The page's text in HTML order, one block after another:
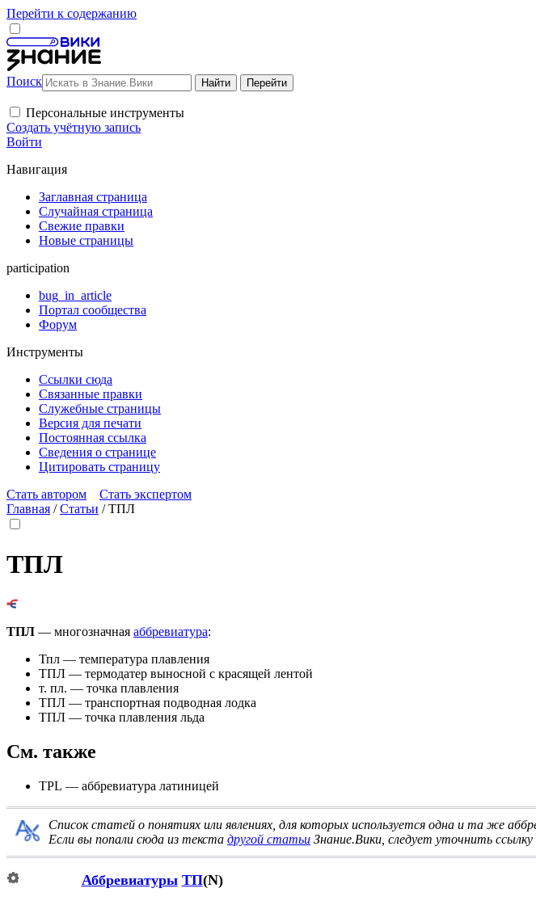
Перейти к содержанию
Поиск
Персональные инструменты
Создать учётную запись
Войти
Навигация
Заглавная страница
Случайная страница
Свежие правки
Новые страницы
participation
bug_in_article
Портал сообщества
Форум
Инструменты
Ссылки сюда
Связанные правки
Служебные страницы
Версия для печати
Постоянная ссылка
Сведения о странице
Цитировать страницу
Стать автором
Стать экспертом
Главная /Статьи /ТПЛ
ТПЛ
ТПЛ — многозначная аббревиатура:
Тпл — температура плавления
ТПЛ — термодатер выносной с красящей лентой
т. пл. — точка плавления
ТПЛ — транспортная подводная лодка
ТПЛ — точка плавления льда
См. также
TPL — аббревиатура латиницей
Список статей о понятиях или явлениях, для которых используется одна и та же
Если вы попали сюда из текста другой статьи Знание.Вики, следует уточнить ссылку
Аббревиатуры ТП(N)